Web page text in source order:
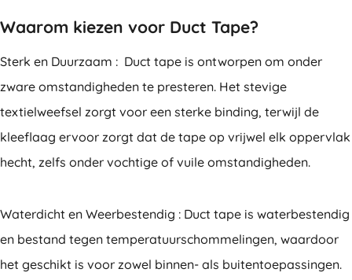
Waarom kiezen voor Duct Tape?
Sterk en Duurzaam : Duct tape is ontworpen om onder
zware omstandigheden te presteren. Het stevige
textielweefsel zorgt voor een sterke binding, terwijl de
kleeflaag ervoor zorgt dat de tape op vrijwel elk oppervlak
hecht, zelfs onder vochtige of vuile omstandigheden.
Waterdicht en Weerbestendig : Duct tape is waterbestendig
en bestand tegen temperatuurschommelingen, waardoor
het geschikt is voor zowel binnen- als buitentoepassingen.